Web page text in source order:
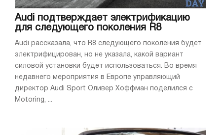
Audi подтверждает электрификацию
для следующего поколения R8
Audi рассказала, что R8 следующего поколения будет
электрифицирован, но не указала, какой вариант
силовой установки будет использоваться. Во время
недавнего мероприятия в Европе управляющий
директор Audi Sport Оливер Хоффман поделился с
Motoring, ...